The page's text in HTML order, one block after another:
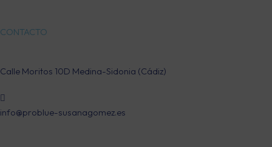
CONTACTO
Calle Moritos 10D Medina-Sidonia (Cádiz)
info@problue-susanagomez.es